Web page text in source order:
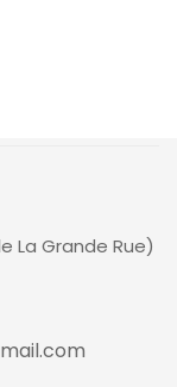
La Grande Rue)